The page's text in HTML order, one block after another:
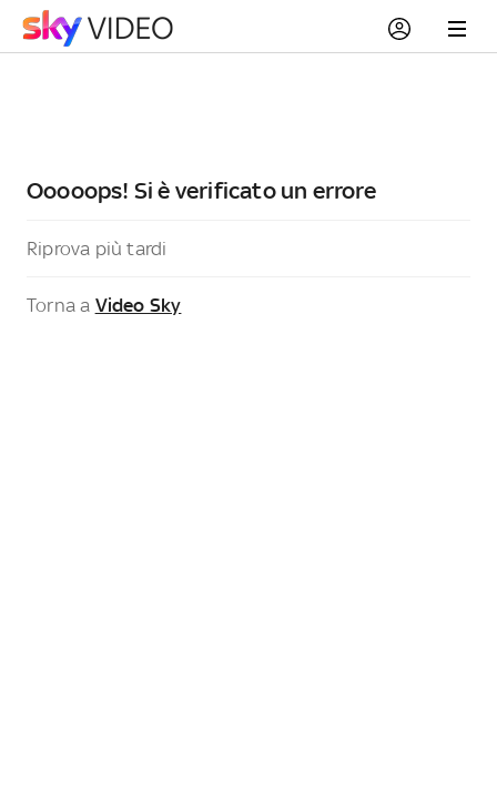
Ooooops! Si è verificato un errore
Riprova più tardi
Torna a Video Sky